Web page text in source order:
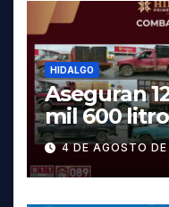
HIDALGO
Aseguran
mil 600
y dos
Tula
4 DE AGOSTO